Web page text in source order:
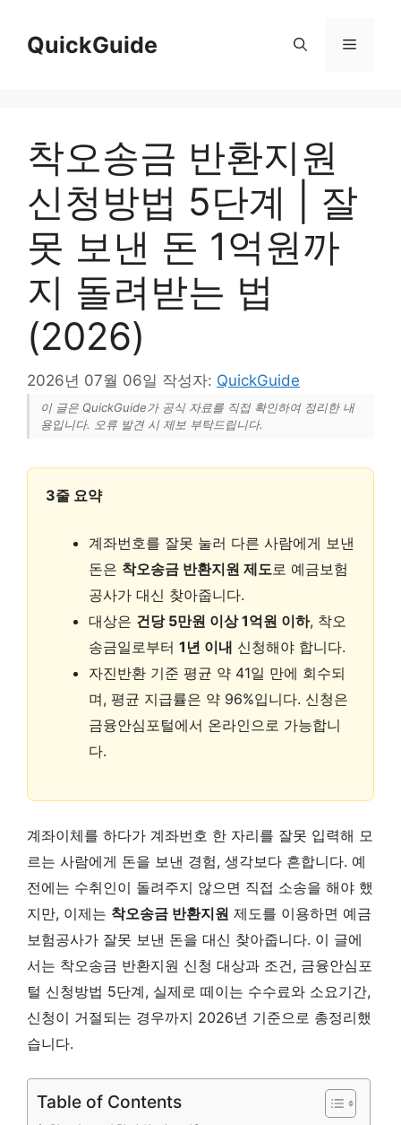
QuickGuide 메
착오송금 반환지원
신청방법 5단계 | 잘
못 보낸 돈 1억원까
지 돌려받는 법
(2026)
2026년 07월 06일 작성자: QuickGuide
이 글은 QuickGuide가 공식 자료를 직접 확인하여 정리한 내
용입니다. 오류 발견 시 제보 부탁드립니다.
3줄 요약
계좌번호를 잘못 눌러 다른 사람에게 보낸
돈은 착오송금 반환지원 제도 로 예금보험
공사가 대신 찾아줍니다.
대상은 건당 5만원 이상 1억원 이하, 착오
송금일로부터 1년 이내 신청해야 합니다.
자진반환 기준 평균 약 41일 만에 회수되
며, 평균 지급률은 약 96%입니다. 신청은
금융안심포털에서 온라인으로 가능합니
다.
계좌이체를 하다가 계좌번호 한 자리를 잘못 입력해 모
르는 사람에게 돈을 보낸 경험, 생각보다 흔합니다. 예
전에는 수취인이 돌려주지 않으면 직접 소송을 해야 했
지만, 이제는 착오송금 반환지원 제도를 이용하면 예금
보험공사가 잘못 보낸 돈을 대신 찾아줍니다. 이 글에
서는 착오송금 반환지원 신청 대상과 조건, 금융안심포
털 신청방법 5단계, 실제로 떼이는 수수료와 소요기간,
신청이 거절되는 경우까지 2026년 기준으로 총정리했
습니다.
Table of Contents